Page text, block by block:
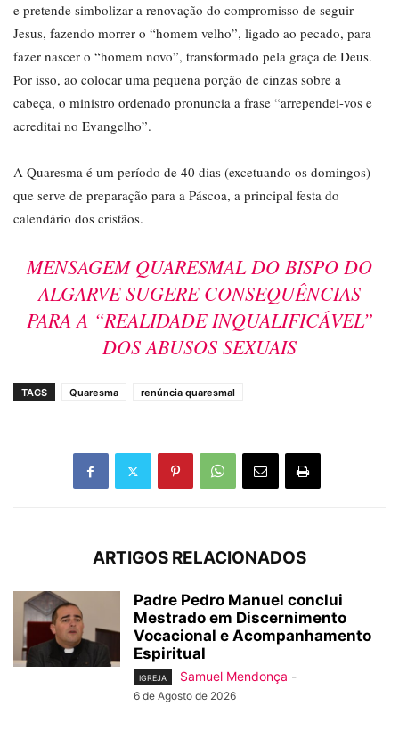
e pretende simbolizar a renovação do compromisso de seguir
Jesus, fazendo morrer o “homem velho”, ligado ao pecado, para
fazer nascer o “homem novo”, transformado pela graça de Deus.
Por isso, ao colocar uma pequena porção de cinzas sobre a
cabeça, o ministro ordenado pronuncia a frase “arrependei-vos e
acreditai no Evangelho”.
A Quaresma é um período de 40 dias (excetuando os domingos)
que serve de preparação para a Páscoa, a principal festa do
calendário dos cristãos.
MENSAGEM QUARESMAL DO BISPO DO
ALGARVE SUGERE CONSEQUÊNCIAS
PARA A “REALIDADE INQUALIFICÁVEL”
DOS ABUSOS SEXUAIS
TAGS Quaresma renúncia quaresmal
ARTIGOS RELACIONADOS
Padre Pedro Manuel conclui
Mestrado em Discernimento
Vocacional e Acompanhamento
Espiritual
IGREJA Samuel Mendonça -
6 de Agosto de 2026